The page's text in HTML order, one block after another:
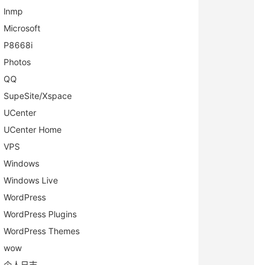
lnmp
Microsoft
P8668i
Photos
QQ
SupeSite/Xspace
UCenter
UCenter Home
VPS
Windows
Windows Live
WordPress
WordPress Plugins
WordPress Themes
wow